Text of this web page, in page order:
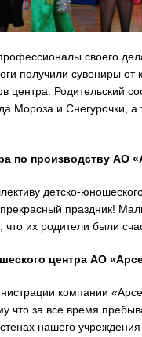
своего
получили сувениры
центра. Родительский
Мороза и Снегурочки,
по производству АО
детско-
праздник!
их родители были
центра АО
компании
за все время
нашего